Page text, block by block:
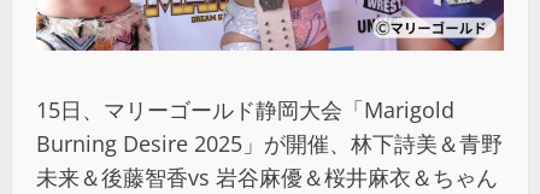
15日、マリーゴールド静岡大会「Marigold
Burning Desire 2025」が開催、林下詩美＆青野
未来＆後藤智香vs 岩谷麻優＆桜井麻衣＆ちゃん